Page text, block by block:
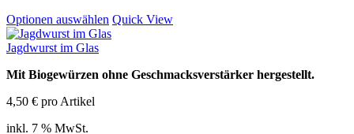
Optionen auswählen Quick View
Jagdwurst im Glas
Mit Biogewürzen ohne Geschmacksverstärker hergestellt.
4,50 € pro Artikel
inkl. 7 % MwSt.